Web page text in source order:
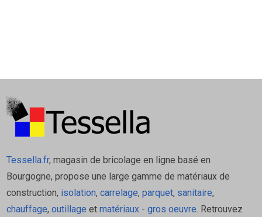
Tessella.fr, magasin de bricolage en ligne basé en
Bourgogne, propose une large gamme de matériaux de
construction, isolation, carrelage, parquet, sanitaire,
chauffage, outillage et matériaux - gros oeuvre. Retrouvez